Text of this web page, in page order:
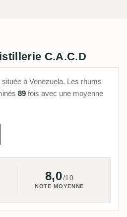
C.A.C.D
à Venezuela. Les rhums
89 fois avec une moyenne
8,0/10
NOTE MOYENNE